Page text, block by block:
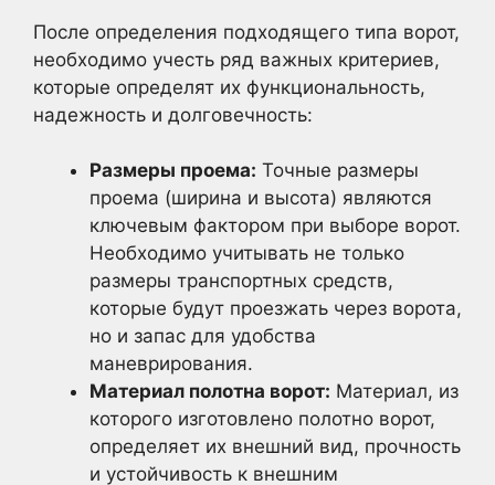
После определения подходящего типа ворот,
необходимо учесть ряд важных критериев,
которые определят их функциональность,
надежность и долговечность:
Размеры проема: Точные размеры
проема (ширина и высота) являются
ключевым фактором при выборе ворот.
Необходимо учитывать не только
размеры транспортных средств,
которые будут проезжать через ворота,
но и запас для удобства
маневрирования.
Материал полотна ворот: Материал, из
которого изготовлено полотно ворот,
определяет их внешний вид, прочность
и устойчивость к внешним